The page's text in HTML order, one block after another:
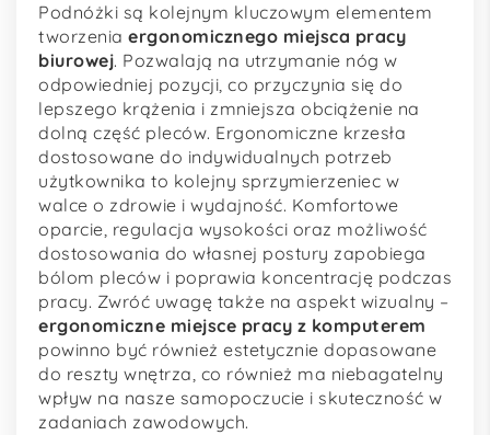
Podnóżki są kolejnym kluczowym elementem
tworzenia ergonomicznego miejsca pracy
biurowej. Pozwalają na utrzymanie nóg w
odpowiedniej pozycji, co przyczynia się do
lepszego krążenia i zmniejsza obciążenie na
dolną część pleców. Ergonomiczne krzesła
dostosowane do indywidualnych potrzeb
użytkownika to kolejny sprzymierzeniec w
walce o zdrowie i wydajność. Komfortowe
oparcie, regulacja wysokości oraz możliwość
dostosowania do własnej postury zapobiega
bólom pleców i poprawia koncentrację podczas
pracy. Zwróć uwagę także na aspekt wizualny –
ergonomiczne miejsce pracy z komputerem
powinno być również estetycznie dopasowane
do reszty wnętrza, co również ma niebagatelny
wpływ na nasze samopoczucie i skuteczność w
zadaniach zawodowych.